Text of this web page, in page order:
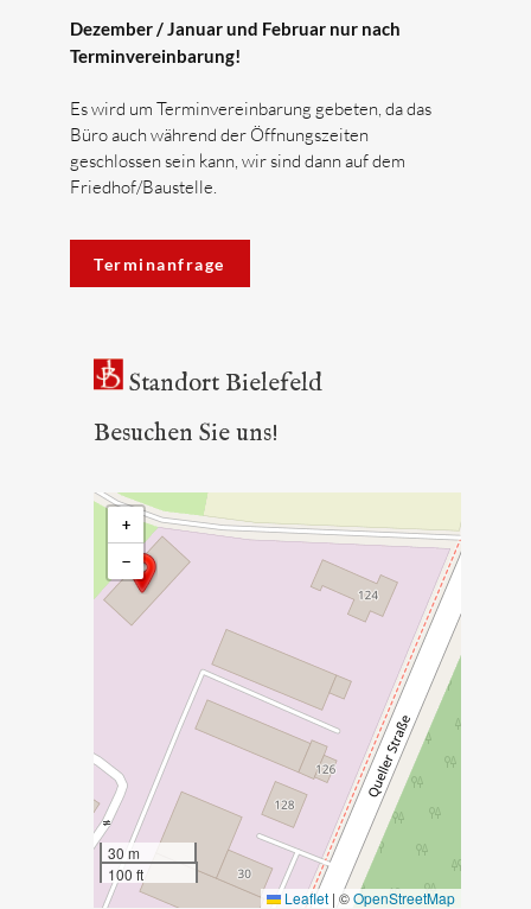
Dezember / Januar und Februar nur nach
Terminvereinbarung!
Es wird um Terminvereinbarung gebeten, da das
Büro auch während der Öffnungszeiten
geschlossen sein kann, wir sind dann auf dem
Friedhof/Baustelle.
Terminanfrage
Standort Bielefeld
Besuchen Sie uns!
+
−
30 m
100 ft
Leaflet | ©OpenStreetMap